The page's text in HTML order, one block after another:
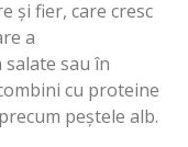
și fier, care cresc
a
sau în
cu proteine
peștele alb.